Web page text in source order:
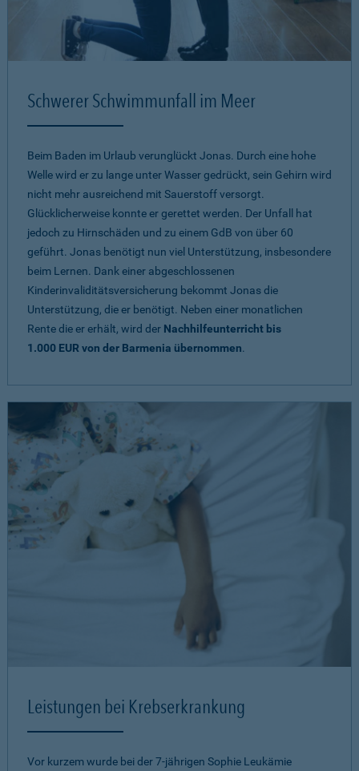
Schwerer Schwimmunfall im Meer
Beim Baden im Urlaub verunglückt Jonas. Durch eine hohe
Welle wird er zu lange unter Wasser gedrückt, sein Gehirn wird
nicht mehr ausreichend mit Sauerstoff versorgt.
Glücklicherweise konnte er gerettet werden. Der Unfall hat
jedoch zu Hirnschäden und zu einem GdB von über 60
geführt. Jonas benötigt nun viel Unterstützung, insbesondere
beim Lernen. Dank einer abgeschlossenen
Kinderinvaliditätsversicherung bekommt Jonas die
Unterstützung, die er benötigt. Neben einer monatlichen
Rente die er erhält, wird der Nachhilfeunterricht bis
1.000 EUR von der Barmenia übernommen.
Leistungen bei Krebserkrankung
Vor kurzem wurde bei der 7-jährigen Sophie Leukämie